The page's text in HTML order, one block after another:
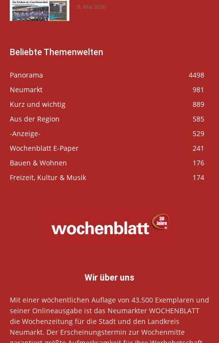
9. Mai 2026
Beliebte Themenwelten
Panorama
4498
Neumarkt
981
Kurz und wichtig
889
Aus der Region
585
-Anzeige-
529
Wochenblatt E-Paper
241
Bauen & Wohnen
176
Freizeit, Kultur & Musik
174
Wir über uns
Mit einer wöchentlichen Auflage von 43.500 Exemplaren und
seiner Onlineausgabe ist das Neumarkter WOCHENBLATT
die Wochenzeitung für die Stadt und den Landkreis
Neumarkt. Der Erscheinungstermin zur Wochenmitte